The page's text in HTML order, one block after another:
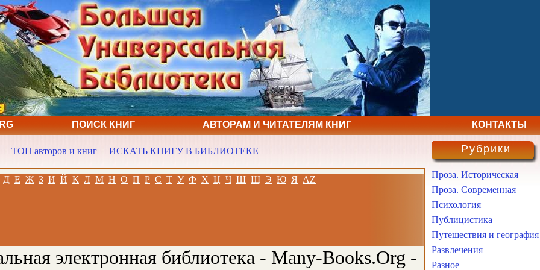
ПОИСК КНИГ АВТОРАМ И ЧИТАТЕЛЯМ КНИГ КОНТАКТЫ
ТОП авторов и книг ИСКАТЬ КНИГУ В БИБЛИОТЕКЕ
Д Е Ж З И Й К Л М Н О П Р С Т У Ф Х Ц Ч Ш Щ Э Ю Я AZ
электронная библиотека - Many-Books.Org -
Рубрики
Проза. Историческая
Проза. Современная
Психология
Публицистика
Путешествия и география
Развлечения
Разное